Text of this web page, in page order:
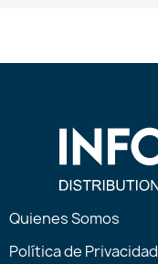
Quienes Somos
Política de Privacidad